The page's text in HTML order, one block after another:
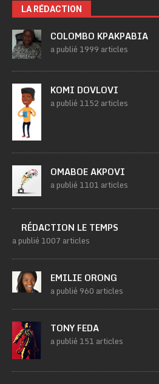
LA RÉDACTION
COLOMBO KPAKPABIA
a publié 1999 articles
KOMI DOVLOVI
a publié 1152 articles
OMABOE AKPOVI
a publié 1101 articles
RÉDACTION LE TEMPS
a publié 1007 articles
EMILIE ORONG
a publié 960 articles
TONY FEDA
a publié 151 articles